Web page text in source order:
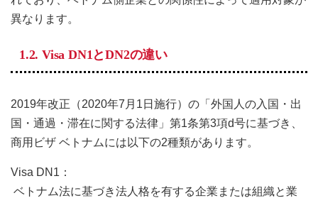
異なります。
1.2. Visa DN1とDN2の違い
2019年改正（2020年7月1日施行）の「外国人の入国・出
国・通過・滞在に関する法律」第1条第3項d号に基づき、
商用ビザ ベトナムには以下の2種類があります。
Visa DN1：
ベトナム法に基づき法人格を有する企業または組織と業